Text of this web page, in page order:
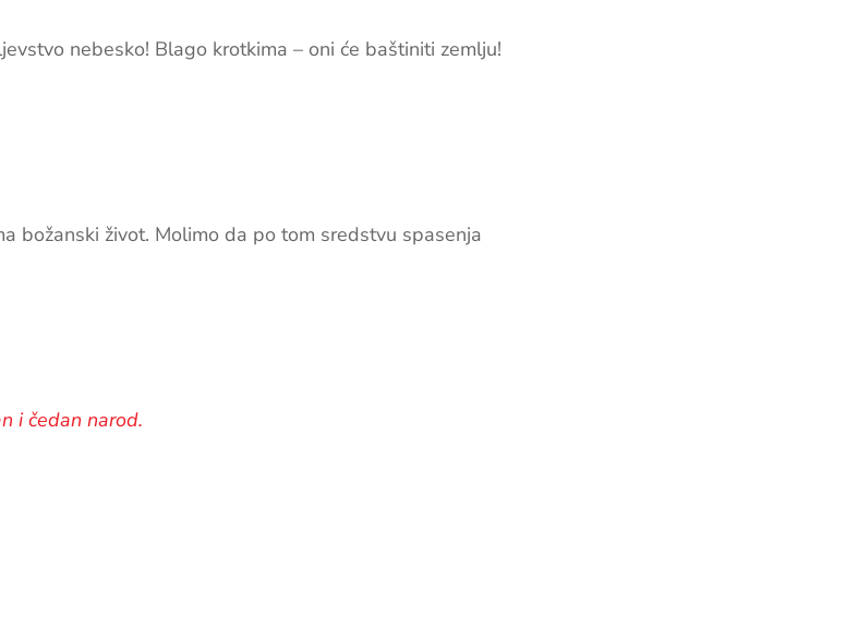
nebesko! Blago krotkima – oni će baštiniti zemlju!
božanski život. Molimo da po tom sredstvu spasenja
i čedan narod.